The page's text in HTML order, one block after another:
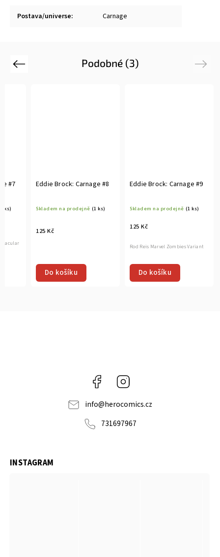
Postava/universe: Carnage
Podobné (3)
Previous
#7
ks)
Eddie Brock: Carnage #8
Skladem na prodejně (1 ks)
125 Kč
Do košíku
Eddie Brock: Carnage #9
Skladem na prodejně (1 ks)
125 Kč
Do košíku
Rod Reis Marvel Zombies Variant
Next
Facebook
info@herocomics.cz
731697967
INSTAGRAM